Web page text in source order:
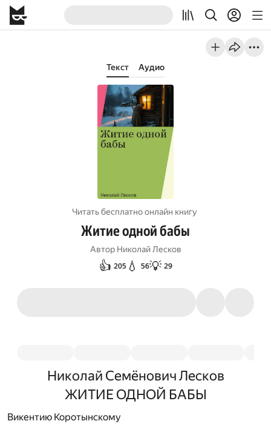
Текст Аудио
Читать бесплатно онлайн книгу
Житие одной бабы
Автор Николай Лесков
👍 205 💧 56💡 29
Николай Семёнович Лесков
ЖИТИЕ ОДНОЙ БАБЫ
Викентию Коротынскому